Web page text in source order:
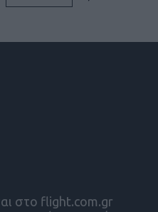
στο flight.com.gr